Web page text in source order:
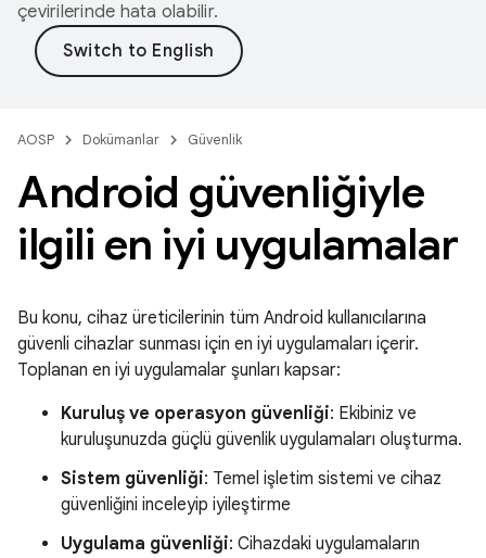
çevirilerinde hata olabilir.
AOSP Dokümanlar Güvenlik
Android güvenliğiyle
ilgili en iyi uygulamalar
Bu konu, cihaz üreticilerinin tüm Android kullanıcılarına
güvenli cihazlar sunması için en iyi uygulamaları içerir.
Toplanan en iyi uygulamalar şunları kapsar:
Kuruluş ve operasyon güvenliği: Ekibiniz ve
kuruluşunuzda güçlü güvenlik uygulamaları oluşturma.
Sistem güvenliği: Temel işletim sistemi ve cihaz
güvenliğini inceleyip iyileştirme
Uygulama güvenliği: Cihazdaki uygulamaların